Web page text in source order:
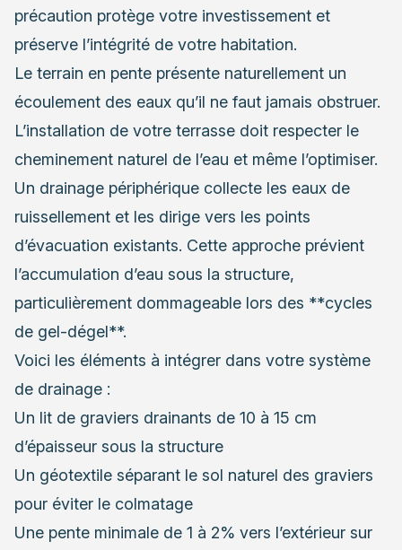
précaution protège votre investissement et
préserve l’intégrité de votre habitation.
Le terrain en pente présente naturellement un
écoulement des eaux qu’il ne faut jamais obstruer.
L’installation de votre terrasse doit respecter le
cheminement naturel de l’eau et même l’optimiser.
Un drainage périphérique collecte les eaux de
ruissellement et les dirige vers les points
d’évacuation existants. Cette approche prévient
l’accumulation d’eau sous la structure,
particulièrement dommageable lors des **cycles
de gel-dégel**.
Voici les éléments à intégrer dans votre système
de drainage :
Un lit de graviers drainants de 10 à 15 cm
d’épaisseur sous la structure
Un géotextile séparant le sol naturel des graviers
pour éviter le colmatage
Une pente minimale de 1 à 2% vers l’extérieur sur